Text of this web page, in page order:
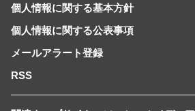
個人情報に関する基本方針
個人情報に関する公表事項
メールアラート登録
RSS